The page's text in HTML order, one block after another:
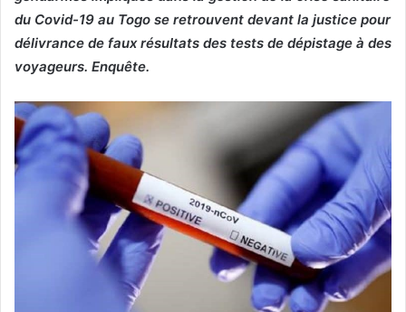
du Covid-19 au Togo se retrouvent devant la justice pour
délivrance de faux résultats des tests de dépistage à des
voyageurs. Enquête.